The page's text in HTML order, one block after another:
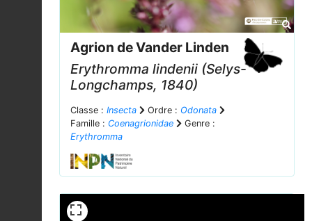
Agrion de Vander Linden
Erythromma lindenii (Selys-
Longchamps, 1840)
Classe : Insecta Ordre : Odonata
Famille : Coenagrionidae
Genre :
Erythromma